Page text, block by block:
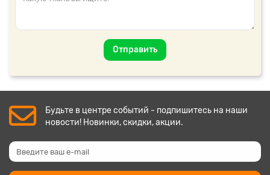
Отправить
Будьте в центре событий - подпишитесь на наши
новости! Новинки, скидки, акции.